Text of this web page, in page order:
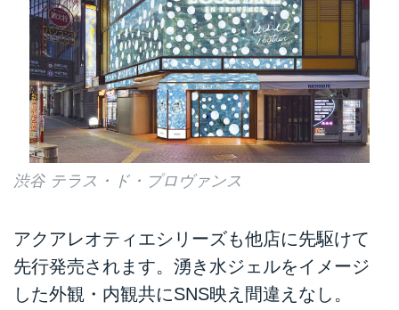
渋谷 テラス・ド・プロヴァンス
アクアレオティエシリーズも他店に先駆けて
先行発売されます。湧き水ジェルをイメージ
した外観・内観共にSNS映え間違えなし。